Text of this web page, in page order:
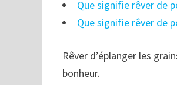
Que signifie rêver de
Que signifie rêver de
Rêver d’éplanger les
bonheur.